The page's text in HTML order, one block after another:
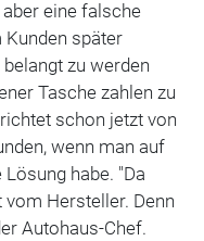
eine falsche
später
zu werden
Tasche zahlen zu
schon jetzt von
wenn man auf
habe. "Da
Hersteller. Denn
Autohaus-Chef.